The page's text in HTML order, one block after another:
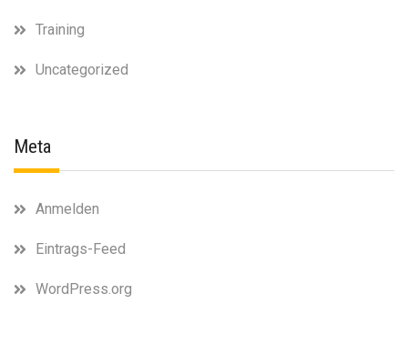
Training
Uncategorized
Meta
Anmelden
Eintrags-Feed
WordPress.org